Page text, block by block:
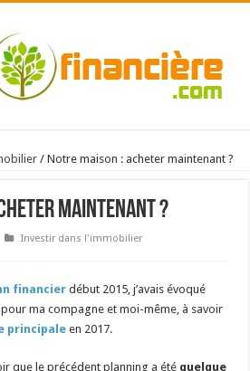
/ Notre maison : acheter maintenant ?
maintenant ?
Investir dans l'immobilier
financier début 2015, j’avais évoqué
pour ma compagne et moi-même, à savoir
principaleen 2017.
que le précédent planning a été quelque